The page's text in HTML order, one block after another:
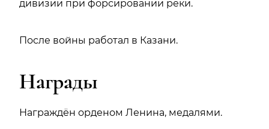
дивизии при форсировании реки.
После войны работал в Казани.
Награды
Награждён орденом Ленина, медалями.